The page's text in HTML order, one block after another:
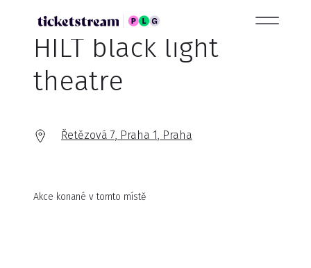
HILT black light
theatre
Řetězová 7, Praha 1, Praha
Akce konané v tomto místě